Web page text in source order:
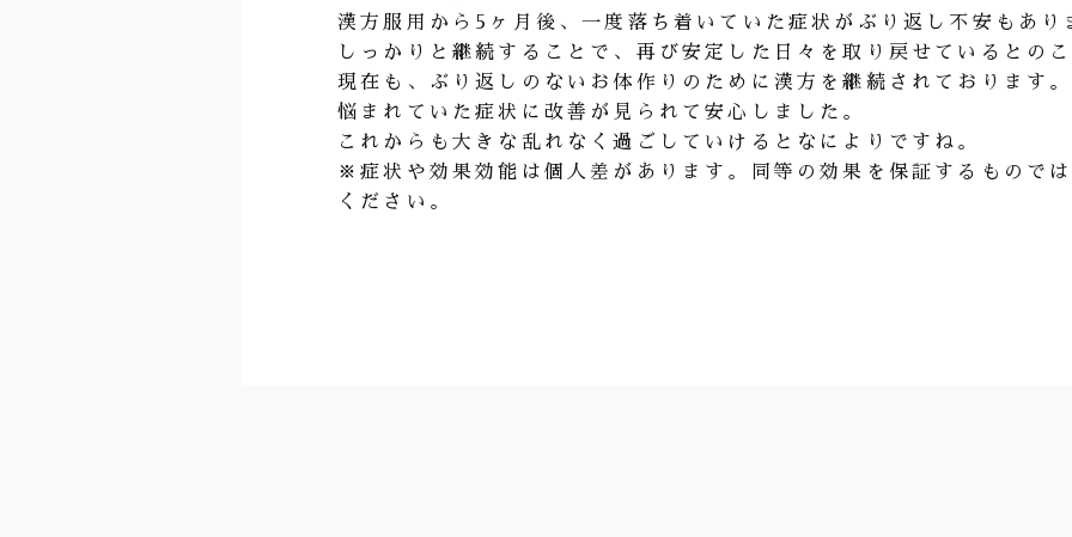
漢方服用から5ヶ月後、一度落ち着いていた症状がぶり返し不安もあり
しっかりと継続することで、再び安定した日々を取り戻せているとのこ
現在も、ぶり返しのないお体作りのために漢方を継続されております。
悩まれていた症状に改善が見られて安心しました。
これからも大きな乱れなく過ごしていけるとなによりですね。
※症状や効果効能は個人差があります。同等の効果を保証するもので
ください。